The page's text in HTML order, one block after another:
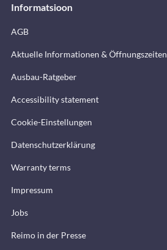
Informatsioon
AGB
Aktuelle Informationen & Öffnungszeiten
Ausbau-Ratgeber
Accessibility statement
Cookie-Einstellungen
Datenschutzerklärung
Warranty terms
Impressum
Jobs
Reimo in der Presse